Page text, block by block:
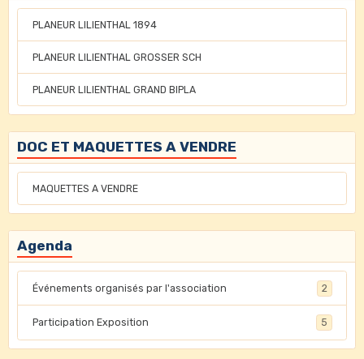
PLANEUR LILIENTHAL 1894
PLANEUR LILIENTHAL GROSSER SCH
PLANEUR LILIENTHAL GRAND BIPLA
DOC ET MAQUETTES A VENDRE
MAQUETTES A VENDRE
Agenda
Événements organisés par l'association 2
Participation Exposition 5